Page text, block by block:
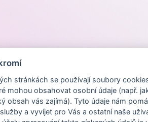
stránkách se používají soubory
mohou obsahovat osobní údaje (např.
obsah vás zajímá). Tyto údaje nám
a vyvíjet pro Vás a ostatní naše